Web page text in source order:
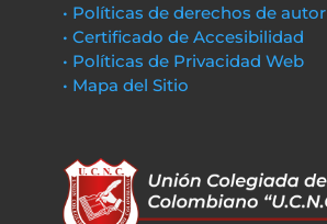
• Políticas de derechos de autor
• Certificado de Accesibilidad
• Políticas de Privacidad Web
• Mapa del Sitio